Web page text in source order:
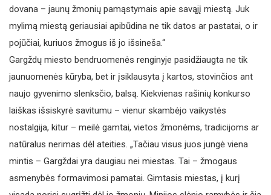
dovana – jaunų žmonių pamąstymais apie savąjį miestą. Juk
mylimą miestą geriausiai apibūdina ne tik datos ar pastatai, o ir
pojūčiai, kuriuos žmogus iš jo išsineša.“
Gargždų miesto bendruomenės renginyje pasidžiaugta ne tik
jaunuomenės kūryba, bet ir įsiklausyta į kartos, stovinčios ant
naujo gyvenimo slenksčio, balsą. Kiekvienas rašinių konkurso
laiškas išsiskyrė savitumu – vienur skambėjo vaikystės
nostalgija, kitur – meilė gamtai, vietos žmonėms, tradicijoms ar
natūralus nerimas dėl ateities. „Tačiau visus juos jungė viena
mintis – Gargždai yra daugiau nei miestas. Tai – žmogaus
asmenybės formavimosi pamatai. Gimtasis miestas, į kurį